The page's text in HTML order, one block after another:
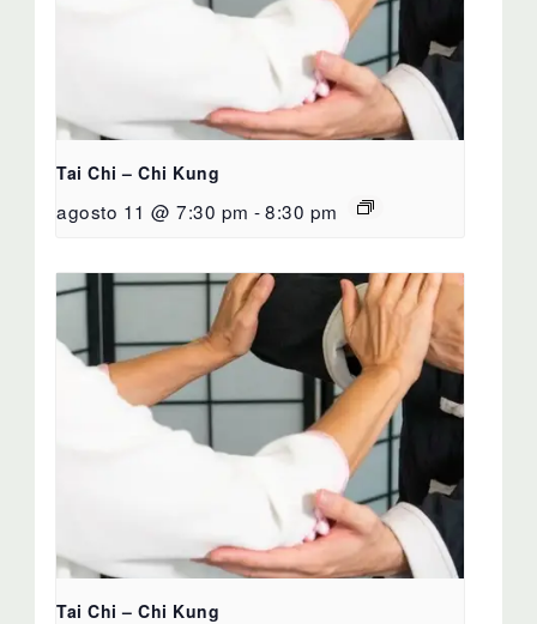
Tai Chi – Chi Kung
agosto 11 @ 7:30 pm -8:30 pm
Tai Chi – Chi Kung